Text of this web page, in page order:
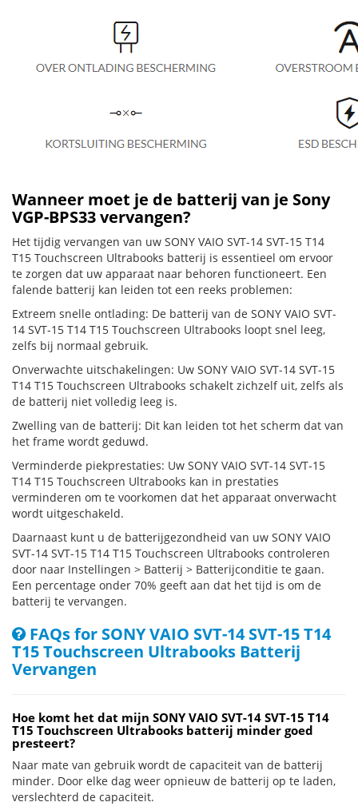
Wanneer moet je de batterij van je Sony
VGP-BPS33 vervangen?
Het tijdig vervangen van uw SONY VAIO SVT-14 SVT-15 T14
T15 Touchscreen Ultrabooks batterij is essentieel om ervoor
te zorgen dat uw apparaat naar behoren functioneert. Een
falende batterij kan leiden tot een reeks problemen:
Extreem snelle ontlading: De batterij van de SONY VAIO SVT-
14 SVT-15 T14 T15 Touchscreen Ultrabooks loopt snel leeg,
zelfs bij normaal gebruik.
Onverwachte uitschakelingen: Uw SONY VAIO SVT-14 SVT-15
T14 T15 Touchscreen Ultrabooks schakelt zichzelf uit, zelfs als
de batterij niet volledig leeg is.
Zwelling van de batterij: Dit kan leiden tot het scherm dat van
het frame wordt geduwd.
Verminderde piekprestaties: Uw SONY VAIO SVT-14 SVT-15
T14 T15 Touchscreen Ultrabooks kan in prestaties
verminderen om te voorkomen dat het apparaat onverwacht
wordt uitgeschakeld.
Daarnaast kunt u de batterijgezondheid van uw SONY VAIO
SVT-14 SVT-15 T14 T15 Touchscreen Ultrabooks controleren
door naar Instellingen > Batterij > Batterijconditie te gaan.
Een percentage onder 70% geeft aan dat het tijd is om de
batterij te vervangen.
FAQs for SONY VAIO SVT-14 SVT-15 T14
T15 Touchscreen Ultrabooks Batterij
Vervangen
Hoe komt het dat mijn SONY VAIO SVT-14 SVT-15 T14
T15 Touchscreen Ultrabooks batterij minder goed
presteert?
Naar mate van gebruik wordt de capaciteit van de batterij
minder. Door elke dag weer opnieuw de batterij op te laden,
verslechterd de capaciteit.